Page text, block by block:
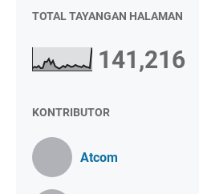
TOTAL TAYANGAN HALAMAN
141,216
KONTRIBUTOR
Atcom